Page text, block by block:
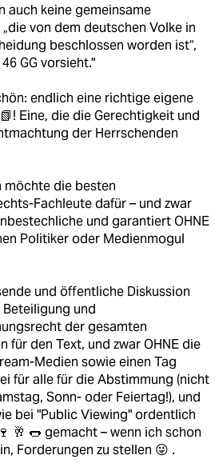
auch keine gemeinsame
von dem deutschen Volke in
beschlossen worden ist“,
GG vorsieht."
endlich eine richtige eigene
Eine, die die Gerechtigkeit und
der Herrschenden
möchte die besten
Fachleute dafür – und zwar
und garantiert OHNE
Politiker oder Medienmogul
und öffentliche Diskussion
und
der gesamten
für den Text, und zwar OHNE die
Medien sowie einen Tag
für alle für die Abstimmung (nicht
Sonn- oder Feiertag!), und
bei "Public Viewing" ordentlich
🥂 🌭 gemacht – wenn ich schon
Forderungen zu stellen 😜 .